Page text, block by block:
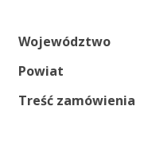
Województwo
Powiat
Treść zamówienia